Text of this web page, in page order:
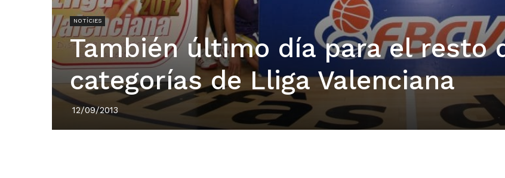
NOTÍCIES
También último día para el resto
categorías de Lliga Valenciana
12/09/2013